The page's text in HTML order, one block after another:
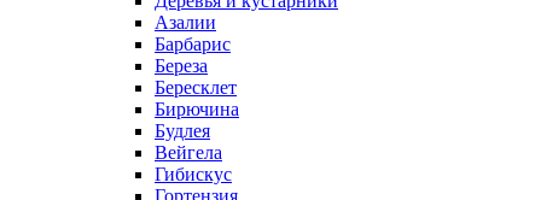
Азалии
Барбарис
Береза
Бересклет
Бирючина
Будлея
Вейгела
Гибискус
Гортензия